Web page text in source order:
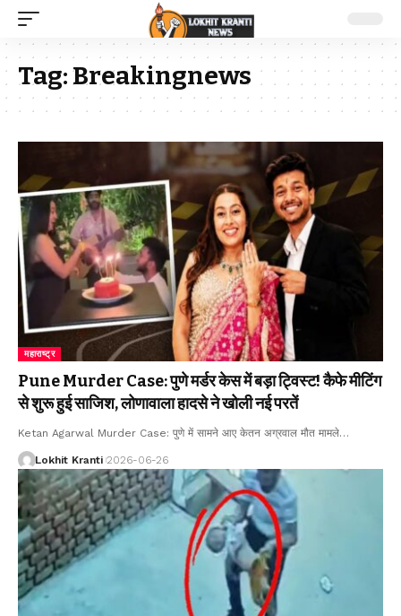
Tag:Breakingnews
महाराष्ट्र
Pune Murder Case: पुणे मर्डर केस में बड़ा ट्विस्ट! कैफे मीटिंग
से शुरू हुई साजिश, लोणावाला हादसे ने खोली नई परतें
Ketan Agarwal Murder Case: पुणे में सामने आए केतन अग्रवाल मौत मामले…
Lokhit Kranti 2026-06-26